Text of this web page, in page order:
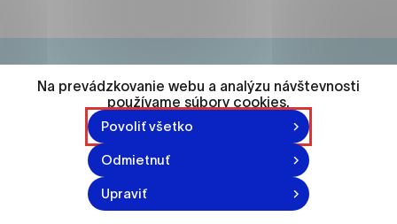
74 548
870-871 n.l.
Na prevádzkovanie webu a analýzu návštevnosti
používame súbory cookies.
Povoliť všetko
Odmietnuť
Upraviť
zbierajú anonymne a nie je možné ich spojiť s
konkrétnou osobou.
Označiť všetko
Uložiť nastavenia
Viac informácií